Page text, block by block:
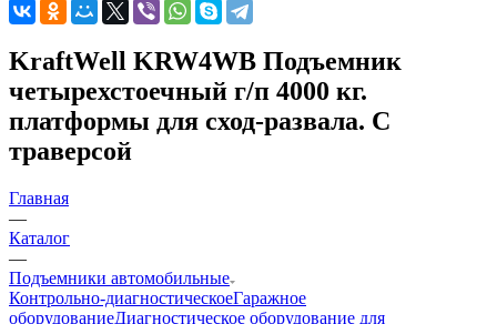
KraftWell KRW4WB Подъемник
четырехстоечный г/п 4000 кг.
платформы для сход-развала. С
траверсой
Главная
—
Каталог
—
Подъемники автомобильные
Контрольно-диагностическоеГаражное
оборудованиеДиагностическое оборудование для